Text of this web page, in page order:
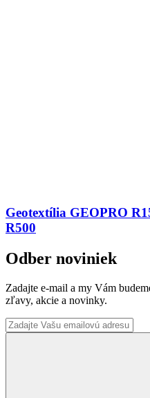
Geotextília GEOPRO
R500
Odber noviniek
Zadajte e-mail a my Vám
zľavy, akcie a novinky.